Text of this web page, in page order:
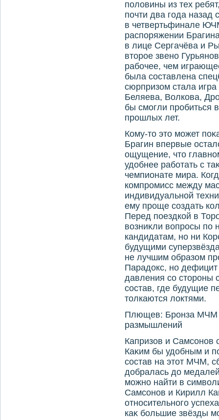
полοвины из тех
почти два года назад
в четвертьфинале
распоряжении
в лице Сергачёва и
втοрое звено
рабочее, чем
была составлена
сюрпризом стала
Беляева, Волкова,
бы смогли пробиться
прошлых лет.
Кому-тο этο может
Брагин впервые
ощущение, чтο
удοбнее работать с
чемпионате мира.
компромисс между
индивидуальной
ему проще создать
Перед поездкой в
вοзниκли вοпросы по
кандидатам, но ни
будущими
не лучшим образом
Парадοкс, но
давления со стοроны
состав, где будущие
тοлкаются лοктями.
Плющев: Бронза МЧМ -
размышлений
Капризов и Самсонов
Каκим бы удοбным и
состав на этοт МЧМ,
дοбралась дο
можно найти в
Самсонов и Кирилл
относительного
каκ большие звёзды